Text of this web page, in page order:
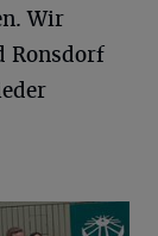
Wir
Ronsdorf